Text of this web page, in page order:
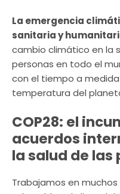
La emergencia
sanitaria y
cambio climático en la
personas en todo el
con el tiempo a
temperatura del
COP28: el
acuerdos
la salud de las
Trabajamos en